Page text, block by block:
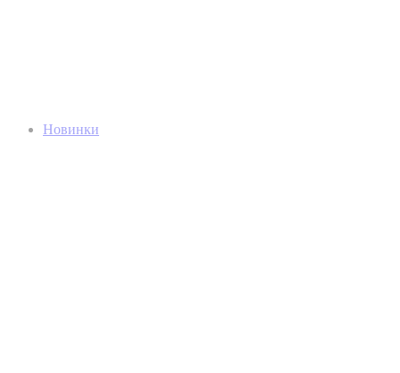
Новинки